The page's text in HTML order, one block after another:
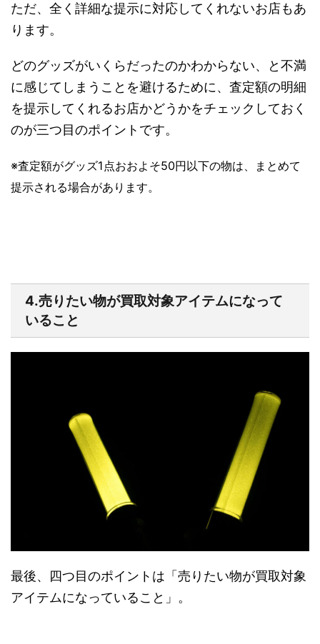
ただ、全く詳細な提示に対応してくれないお店もあ
ります。
どのグッズがいくらだったのかわからない、と不満
に感じてしまうことを避けるために、 査定額の明細
を提示してくれるお店かどうかをチェックしておく
のが三つ目のポイントです。
※査定額がグッズ1点おおよそ50円以下の物は、まとめて
提示される場合があります。
4.売りたい物が買取対象アイテムになって
いること
最後、四つ目のポイントは 「売りたい物が買取対象
アイテムになっていること 」。